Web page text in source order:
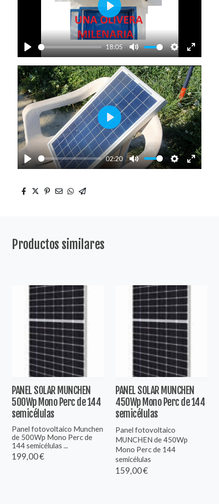
Play
18:05
Mute Settings
Enter
Play
Play
02:20
Mute Settings
Enter
Play
Productos similares
PANEL SOLAR MUNCHEN
500Wp Mono Perc de 144
semicélulas
Panel fotovoltaico Munchen
de 500Wp Mono Perc de
144 semicélulas ...
199,00 €
PANEL SOLAR MUNCHEN
450Wp Mono Perc de 144
semicélulas
Panel fotovoltaico
MUNCHEN de 450Wp
Mono Perc de 144
semicélulas
159,00 €